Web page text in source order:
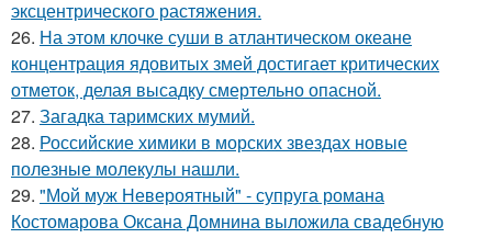
эксцентрического растяжения.
26. На этом клочке суши в атлантическом океане
концентрация ядовитых змей достигает критических
отметок, делая высадку смертельно опасной.
27. Загадка таримских мумий.
28. Российские химики в морских звездах новые
полезные молекулы нашли.
29. "Мой муж Невероятный" - супруга романа
Костомарова Оксана Домнина выложила свадебную